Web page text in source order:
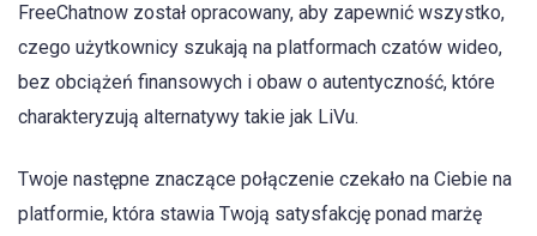
FreeChatnow został opracowany, aby zapewnić wszystko,
czego użytkownicy szukają na platformach czatów wideo,
bez obciążeń finansowych i obaw o autentyczność, które
charakteryzują alternatywy takie jak LiVu.
Twoje następne znaczące połączenie czekało na Ciebie na
platformie, która stawia Twoją satysfakcję ponad marżę